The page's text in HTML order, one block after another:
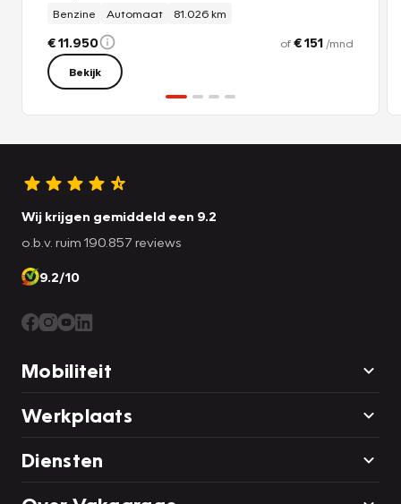
Benzine
Automaat 81.026 km
€ 11.950 of€ 151 /mnd
Bekijk
Wij krijgen gemiddeld een 9.2
o.b.v. ruim 190.857 reviews
9.2/10
Mobiliteit
Werkplaats
Diensten